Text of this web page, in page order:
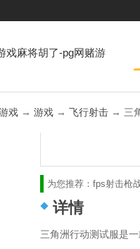
戏麻将胡了-pg网赌游
戏 → 游戏 → 飞行射击 → 三
为您推荐： fps射击枪
详情
三角洲行动测试服是